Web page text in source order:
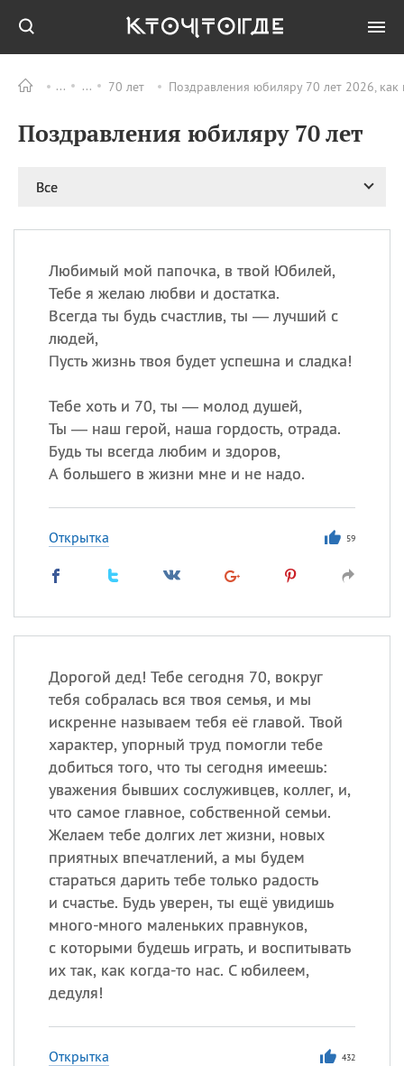
70 лет Поздравления юбиляру 70 лет 2026, как
Поздравления юбиляру 70 лет
Все
Любимый мой папочка, в твой Юбилей,
Тебе я желаю любви и достатка.
Всегда ты будь счастлив, ты — лучший с
людей,
Пусть жизнь твоя будет успешна и сладка!
Тебе хоть и 70, ты — молод душей,
Ты — наш герой, наша гордость, отрада.
Будь ты всегда любим и здоров,
А большего в жизни мне и не надо.
Открытка 59
Дорогой дед! Тебе сегодня 70, вокруг
тебя собралась вся твоя семья, и мы
искренне называем тебя её главой. Твой
характер, упорный труд помогли тебе
добиться того, что ты сегодня имеешь:
уважения бывших сослуживцев, коллег, и,
что самое главное, собственной семьи.
Желаем тебе долгих лет жизни, новых
приятных впечатлений, а мы будем
стараться дарить тебе только радость
и счастье. Будь уверен, ты ещё увидишь
много-много маленьких правнуков,
с которыми будешь играть, и воспитывать
их так, как когда-то нас. С юбилеем,
дедуля!
Открытка 432
ПРАЗДНИКИ Все
06.08 Преображение
Господне у западных
Бориса и Глеба, во
Романа и Давида
07.08 День ассирийских
мучеников
маяка
Бояка
ИМЕНА
, Афанасий, Борис
Еще
Посмотреть значение
происхождение